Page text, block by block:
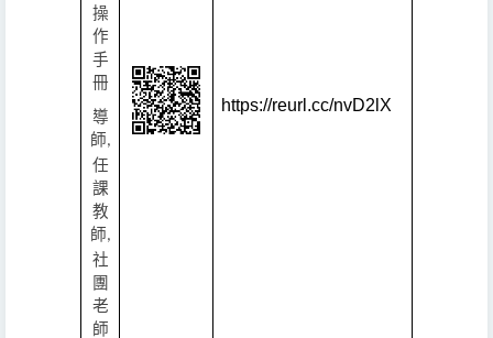
操
作
手
冊
導
師,
任
課
教
師,
社
團
老
師
https://reurl.cc/nvD2lX